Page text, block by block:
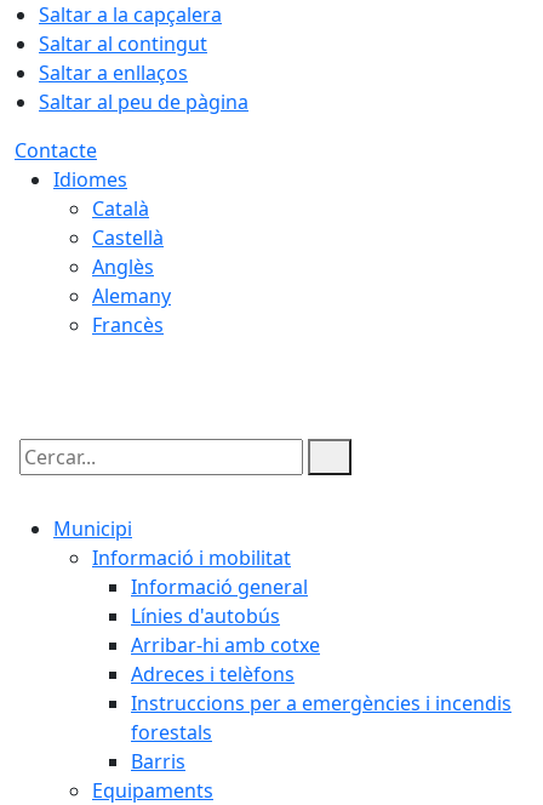
Saltar a la capçalera
Saltar al contingut
Saltar a enllaços
Saltar al peu de pàgina
Contacte
Idiomes
Català
Castellà
Anglès
Alemany
Francès
Cercar:
Municipi
Informació i mobilitat
Informació general
Línies d'autobús
Arribar-hi amb cotxe
Adreces i telèfons
Instruccions per a emergències i incendis
forestals
Barris
Equipaments